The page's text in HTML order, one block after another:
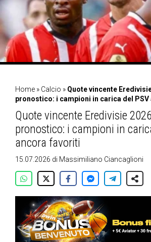
Home » Calcio » Quote vincente
pronostico: i campioni in carica del
Quote vincente Eredivisie
pronostico: i campioni in
ancora favoriti
15.07.2026 di Massimiliano Ciancaglioni